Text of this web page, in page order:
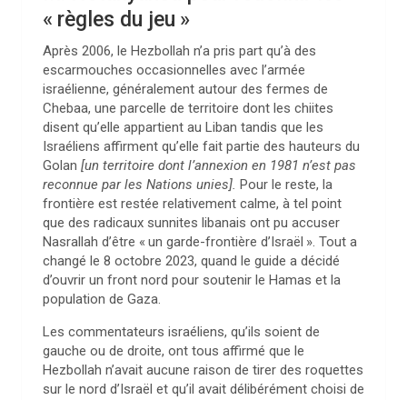
« règles du jeu »
Après 2006, le Hezbollah n’a pris part qu’à des
escarmouches occasionnelles avec l’armée
israélienne, généralement autour des fermes de
Chebaa, une parcelle de territoire dont les chiites
disent qu’elle appartient au Liban tandis que les
Israéliens affirment qu’elle fait partie des hauteurs du
Golan [un territoire dont l’annexion en 1981 n’est pas
reconnue par les Nations unies]. Pour le reste, la
frontière est restée relativement calme, à tel point
que des radicaux sunnites libanais ont pu accuser
Nasrallah d’être « un garde-frontière d’Israël ». Tout a
changé le 8 octobre 2023, quand le guide a décidé
d’ouvrir un front nord pour soutenir le Hamas et la
population de Gaza.
Les commentateurs israéliens, qu’ils soient de
gauche ou de droite, ont tous affirmé que le
Hezbollah n’avait aucune raison de tirer des roquettes
sur le nord d’Israël et qu’il avait délibérément choisi de